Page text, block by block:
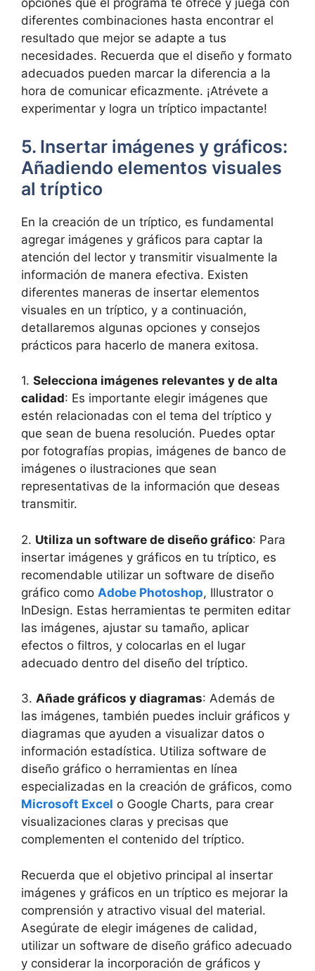
opciones que el programa te ofrece y juega con
diferentes combinaciones hasta encontrar el
resultado que mejor se adapte a tus
necesidades. Recuerda que el diseño y formato
adecuados pueden marcar la diferencia a la
hora de comunicar eficazmente. ¡Atrévete a
experimentar y logra un tríptico impactante!
5. Insertar imágenes y gráficos:
Añadiendo elementos visuales
al tríptico
En la creación de un tríptico, es fundamental
agregar imágenes y gráficos para captar la
atención del lector y transmitir visualmente la
información de manera efectiva. Existen
diferentes maneras de insertar elementos
visuales en un tríptico, y a continuación,
detallaremos algunas opciones y consejos
prácticos para hacerlo de manera exitosa.
1. Selecciona imágenes relevantes y de alta
calidad: Es importante elegir imágenes que
estén relacionadas con el tema del tríptico y
que sean de buena resolución. Puedes optar
por fotografías propias, imágenes de banco de
imágenes o ilustraciones que sean
representativas de la información que deseas
transmitir.
2. Utiliza un software de diseño gráfico: Para
insertar imágenes y gráficos en tu tríptico, es
recomendable utilizar un software de diseño
gráfico como Adobe Photoshop, Illustrator o
InDesign. Estas herramientas te permiten editar
las imágenes, ajustar su tamaño, aplicar
efectos o filtros, y colocarlas en el lugar
adecuado dentro del diseño del tríptico.
3. Añade gráficos y diagramas: Además de
las imágenes, también puedes incluir gráficos y
diagramas que ayuden a visualizar datos o
información estadística. Utiliza software de
diseño gráfico o herramientas en línea
especializadas en la creación de gráficos, como
Microsoft Excel o Google Charts, para crear
visualizaciones claras y precisas que
complementen el contenido del tríptico.
Recuerda que el objetivo principal al insertar
imágenes y gráficos en un tríptico es mejorar la
comprensión y atractivo visual del material.
Asegúrate de elegir imágenes de calidad,
utilizar un software de diseño gráfico adecuado
y considerar la incorporación de gráficos y